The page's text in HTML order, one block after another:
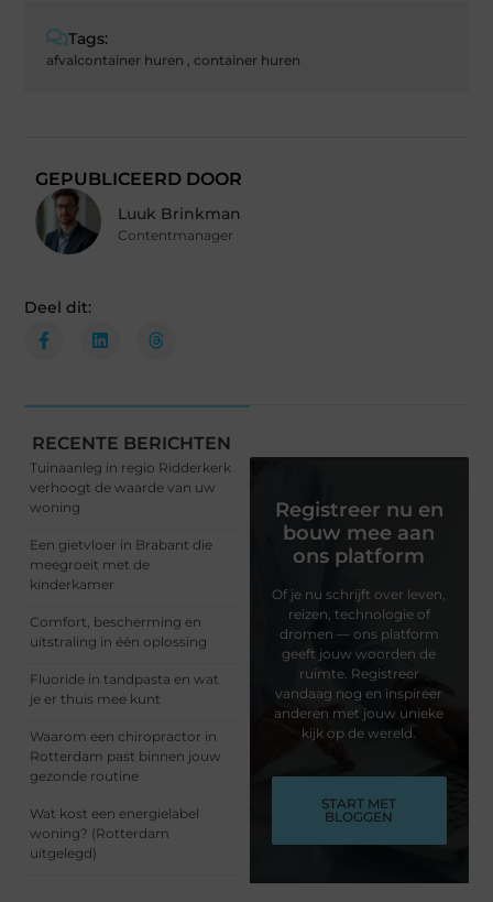
Tags:
afvalcontainer huren ,container huren
GEPUBLICEERD DOOR
Luuk Brinkman
Contentmanager
Deel dit:
RECENTE BERICHTEN
Tuinaanleg in regio Ridderkerk
verhoogt de waarde van uw
woning
Een gietvloer in Brabant die
meegroeit met de
kinderkamer
Comfort, bescherming en
uitstraling in één oplossing
Fluoride in tandpasta en wat
je er thuis mee kunt
Waarom een chiropractor in
Rotterdam past binnen jouw
gezonde routine
Wat kost een energielabel
woning? (Rotterdam
uitgelegd)
Registreer nu en
bouw mee aan
ons platform
Of je nu schrijft over leven,
reizen, technologie of
dromen — ons platform
geeft jouw woorden de
ruimte. Registreer
vandaag nog en inspireer
anderen met jouw unieke
kijk op de wereld.
START MET
BLOGGEN